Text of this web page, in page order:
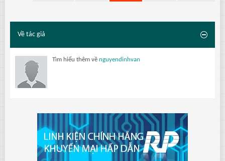
Về tác giả
Tìm hiểu thêm về nguyendinhvan